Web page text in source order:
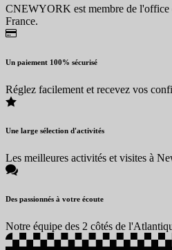
CNEWYORK est membre de l'office
France.
Un paiement 100% sécurisé
Réglez facilement et recevez vos
Une large sélection d'activités
Les meilleures activités et visites à
Des passionnés à votre écoute
Notre équipe des 2 côtés de